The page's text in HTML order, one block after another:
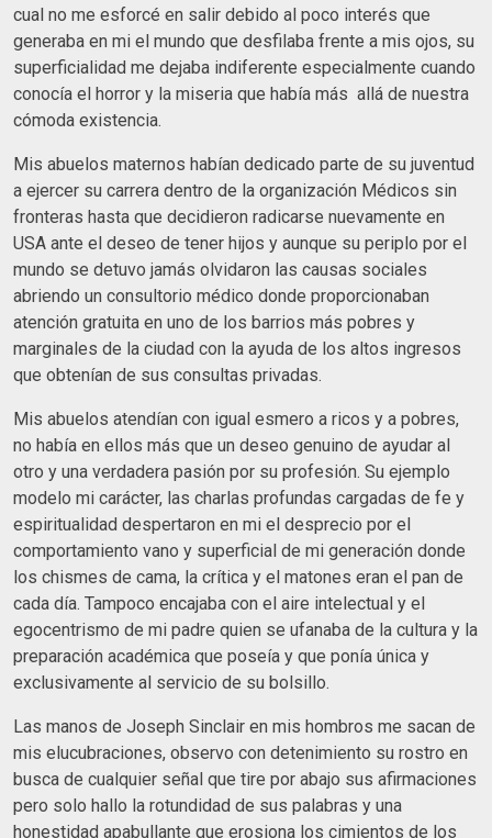
cual no me esforcé en salir debido al poco interés que
generaba en mi el mundo que desfilaba frente a mis ojos, su
superficialidad me dejaba indiferente especialmente cuando
conocía el horror y la miseria que había más allá de nuestra
cómoda existencia.
Mis abuelos maternos habían dedicado parte de su juventud
a ejercer su carrera dentro de la organización Médicos sin
fronteras hasta que decidieron radicarse nuevamente en
USA ante el deseo de tener hijos y aunque su periplo por el
mundo se detuvo jamás olvidaron las causas sociales
abriendo un consultorio médico donde proporcionaban
atención gratuita en uno de los barrios más pobres y
marginales de la ciudad con la ayuda de los altos ingresos
que obtenían de sus consultas privadas.
Mis abuelos atendían con igual esmero a ricos y a pobres,
no había en ellos más que un deseo genuino de ayudar al
otro y una verdadera pasión por su profesión. Su ejemplo
modelo mi carácter, las charlas profundas cargadas de fe y
espiritualidad despertaron en mi el desprecio por el
comportamiento vano y superficial de mi generación donde
los chismes de cama, la crítica y el matones eran el pan de
cada día. Tampoco encajaba con el aire intelectual y el
egocentrismo de mi padre quien se ufanaba de la cultura y la
preparación académica que poseía y que ponía única y
exclusivamente al servicio de su bolsillo.
Las manos de Joseph Sinclair en mis hombros me sacan de
mis elucubraciones, observo con detenimiento su rostro en
busca de cualquier señal que tire por abajo sus afirmaciones
pero solo hallo la rotundidad de sus palabras y una
honestidad apabullante que erosiona los cimientos de los